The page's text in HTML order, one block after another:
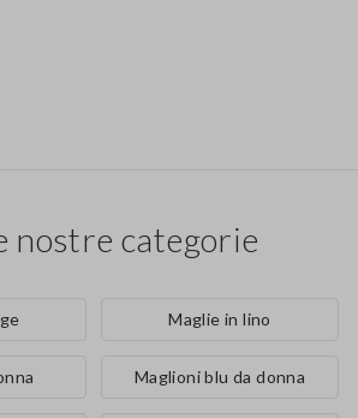
nostre categorie
Maglie in lino
Maglioni blu da donna